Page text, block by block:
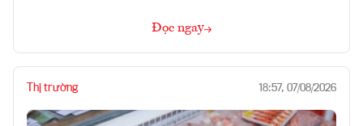
Đọc ngay
Thị trường 18:57, 07/08/2026